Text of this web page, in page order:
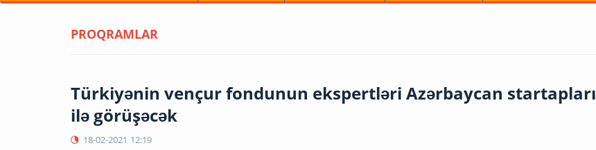
PROQRAMLAR
Türkiyənin vençur fondunun ekspertləri Azərbaycan startapları
ilə görüşəcək
18-02-2021 12:19